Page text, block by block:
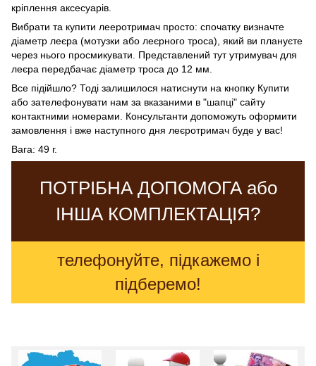
кріплення аксесуарів.
Вибрати та купити лееротримач просто: спочатку визначте
діаметр леєра (мотузки або леєрного троса), який ви плануєте
через нього просмикувати. Представлений тут утримувач для
леєра передбачає діаметр троса до 12 мм.
Все підійшло? Тоді залишилося натиснути на кнопку Купити
або зателефонувати нам за вказаними в "шапці" сайту
контактними номерами. Консультанти допоможуть оформити
замовлення і вже наступного дня леєротримач буде у вас!
Вага: 49 г.
ПОТРІБНА ДОПОМОГА або
ІНША КОМПЛЕКТАЦІЯ?
телефонуйте, підкажемо і
підберемо!